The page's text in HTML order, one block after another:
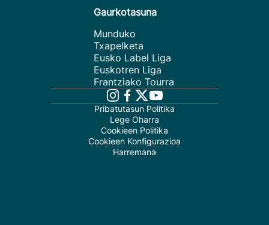
Gaurkotasuna
Munduko
Txapelketa
Eusko Label Liga
Euskotren Liga
Frantziako Tourra
Pribatutasun Politika
Lege Oharra
Cookieen Politika
Cookieen Konfigurazioa
Harremana